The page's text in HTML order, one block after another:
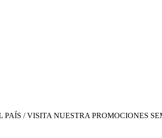
/ VISITA NUESTRA PROMOCIONES